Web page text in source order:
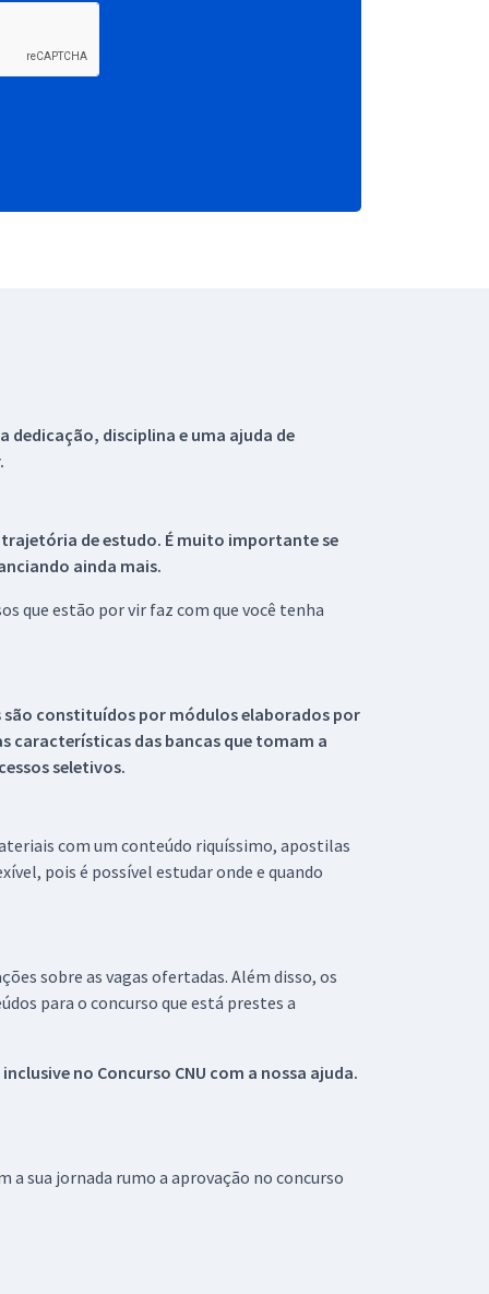
dedicação, disciplina e uma ajuda de
de estudo. É muito importante se
ainda mais.
que estão por vir faz com que você tenha
são constituídos por módulos elaborados por
características das bancas que tomam a
seletivos.
com um conteúdo riquíssimo, apostilas
pois é possível estudar onde e quando
sobre as vagas ofertadas. Além disso, os
para o concurso que está prestes a
no Concurso CNU com a nossa ajuda.
a sua jornada rumo a aprovação no concurso